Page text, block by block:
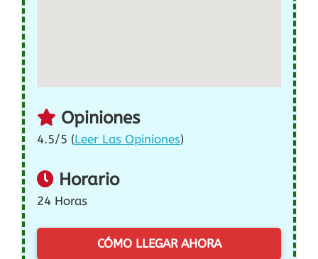
Opiniones
4.5/5 (Leer Las Opiniones)
Horario
24 Horas
CÓMO LLEGAR AHORA